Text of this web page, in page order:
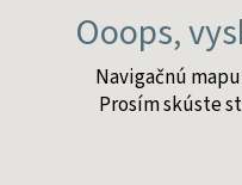
história
slovenského
ochotníckehoNavigačnú
Prosím skúste